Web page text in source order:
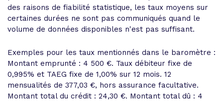
des raisons de fiabilité statistique, les taux moyens sur
certaines durées ne sont pas communiqués quand le
volume de données disponibles n'est pas suffisant.
Exemples pour les taux mentionnés dans le baromètre :
Montant emprunté : 4 500 €. Taux débiteur fixe de
0,995% et TAEG fixe de 1,00% sur 12 mois. 12
mensualités de 377,03 €, hors assurance facultative.
Montant total du crédit : 24,30 €. Montant total dû : 4